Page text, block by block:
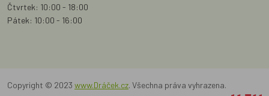
Čtvrtek: 10:00 - 18:00
Pátek: 10:00 - 16:00
Copyright © 2023 www.Dráček.cz. Všechna práva vyhrazena.